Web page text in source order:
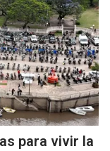
para vivir la